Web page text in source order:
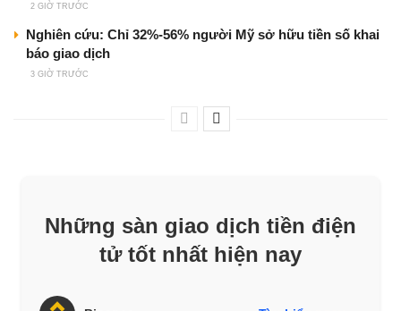
2 GIỜ TRƯỚC
Nghiên cứu: Chỉ 32%-56% người Mỹ sở hữu tiền số khai
báo giao dịch
3 GIỜ TRƯỚC
Những sàn giao dịch tiền điện
tử tốt nhất hiện nay